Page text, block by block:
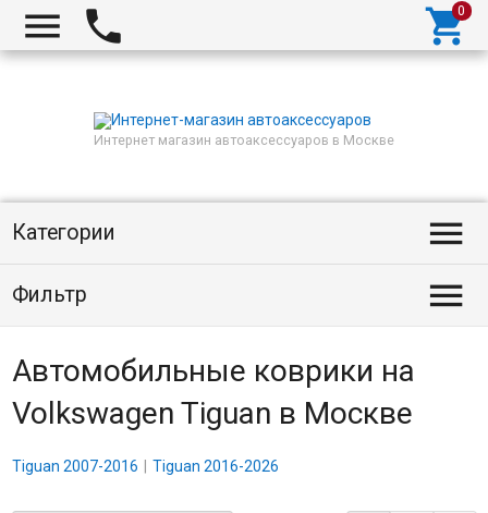
  
Интернет магазин автоаксессуаров в Москве
Категории 
Фильтр 
Автомобильные коврики на
Volkswagen Tiguan в Москве
Tiguan 2007-2016 Tiguan 2016-2026